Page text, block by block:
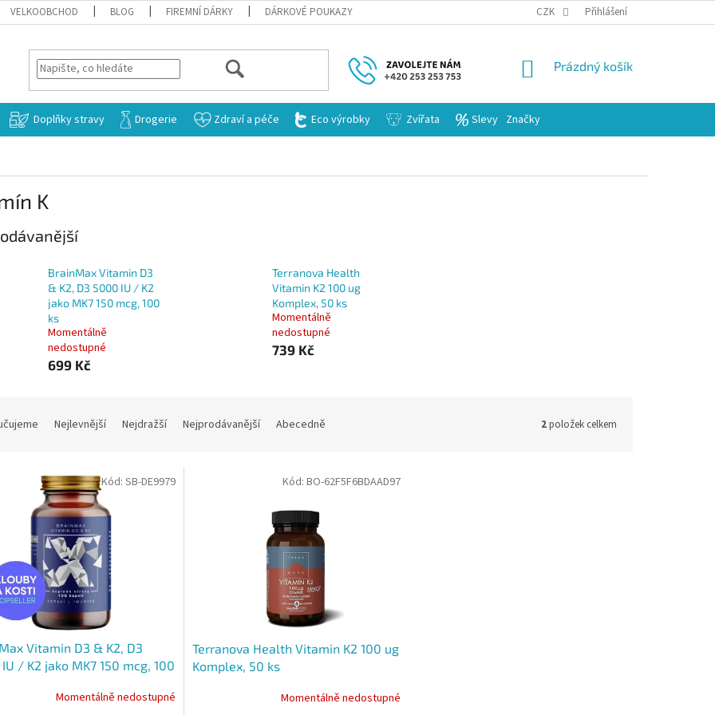
VELKOOBCHOD BLOG FIREMNÍ DÁRKY DÁRKOVÉ POUKAZY CZK Přihlášení
HLEDAT
NÁKUPNÍ
Prázdný košík
Doplňky stravy Drogerie Zdraví a péče Eco výrobky Zvířata Slevy Značky
K
BrainMax Vitamin D3
& K2, D3 5000 IU / K2
jako MK7 150 mcg, 100
ks
Momentálně
nedostupné
699 Kč
Terranova Health
Vitamin K2 100 ug
Komplex, 50 ks
Momentálně
nedostupné
739 Kč
Nejlevnější Nejdražší Nejprodávanější Abecedně 2položek celkem
Vitamin D3 & K2, D3
/ K2 jako MK7 150 mcg, 100
Momentálně nedostupné
Kód: SB-DE9979
Terranova Health Vitamin K2 100 ug
Komplex, 50 ks
Momentálně nedostupné
Kód: BO-62F5F6BDAAD97